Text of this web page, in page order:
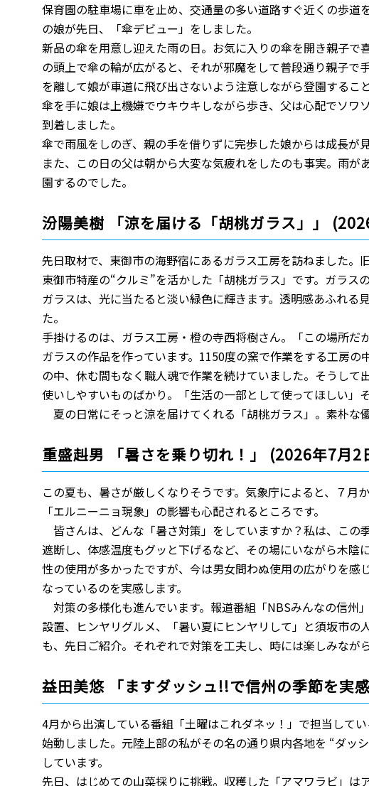
保育園の駐車場に車を止め、交通量の多い道路すぐ近くの歩
の娘が先日、「傘デビュー」をしました。
新品の傘を用意し迎えた雨の日。お気に入りの傘を開き親子で
の頭上で傘の輪が広がると、それが邪魔をして普段通り親子
を離して娘が車道に飛び出さないよう注意しながら登園するこ
傘を手に娘は上機嫌でウキウキしながら歩き、父は心配でソワ
到着しました。
傘で雨風をしのぎ、親の手を借りずに完歩した娘からは成長が
また、この日の父は朝から大変な気疲れをしたのも事実。雨
園するのでした。
汾陽美樹 「涼を届ける「胡桃ガラス」」
先日取材で、東御市の海野宿にあるガラス工房を訪ねました。
東御市特産の“クルミ”を活かした「胡桃ガラス」です。ガラ
ガラスは、光に当たると淡い緑色に輝きます。透明感あふれ
た。
手掛けるのは、ガラス工房・橙の寺西将樹さん。「この場所
ガラスの作品を作っています。1150度の窯で作業をする工房
の中、休む間もなく職人魂で作業を続けていました。そうし
使いしやすいものばかり。「生活の一部として使ってほしい」
夏の日常にそっと涼を届けてくれる「胡桃ガラス」。素朴な
重盛赳男 「暑さを乗り切れ！」 (2026年7月2
この夏も、暑さが厳しくなりそうです。気象庁によると、７月
「エルニーニョ現象」の影響も心配されるところです。
皆さんは、どんな「暑さ対策」をしていますか？私は、この
遮断し、体感温度もグッと下げるなど、その場にいながら木
性の使用が多かったですが、今は男女問わぬ使用の広がりを感
なっているのを実感します。
対策の多様化も進んでいます。報道番組「NBSみんなの信州
設置、ヒンヤリグルメ、「暑い夏にヒンヤリして」と須坂市
も、先日ご紹介。それぞれで対策を工夫し、時には楽しみなが
益田美悠 「ますダッシュ!!で信州の季節を実
4月から出演している番組「土曜はこれダネッ！」で担当して
始動しました。元陸上部の私がその名の通り県内各地を “ダッ
しています。
先日、はじめての山菜採りに挑戦。収穫した「アマワラビ」は